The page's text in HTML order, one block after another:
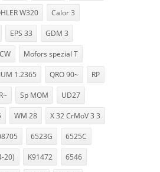
W320 Calor 3
EPS 33 GDM 3
Mofors spezial T
1.2365 QRO 90~ RP
Sp MOM UD27
WM 28 X 32 CrMoV 3 3
6523G 6525C
20) K91472 6546